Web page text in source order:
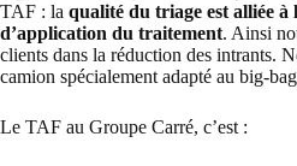
TAF : la qualité du triage est alliée à
d’application du traitement. Ainsi
clients dans la réduction des intrants.
camion spécialement adapté au big-
Le TAF au Groupe Carré, c’est :